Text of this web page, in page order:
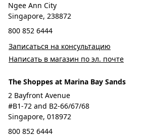
Ngee Ann City
Singapore, 238872
800 852 6444
Записаться на консультацию
Написать в магазин по эл. почте
The Shoppes at Marina Bay Sands
2 Bayfront Avenue
#B1-72 and B2-66/67/68
Singapore, 018972
800 852 6444